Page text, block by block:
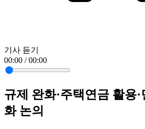
기사 듣기
00:00 / 00:00
규제 완화·주택연금 활용
화 논의